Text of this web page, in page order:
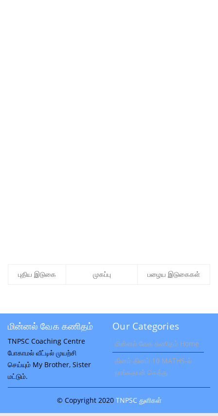
புதிய இடுகை பழைய இடுகைகள்
முகப்பு
மின்னல் வேக கணிதம்
TNPSC Coaching Centre
போகாமல் வீட்டில் முயற்சி
செய்யும் My Brother, Sister
மட்டும்.
Our Categories
மின்னல் வேக கணிதம் Home
தினம் தினம் 10 MATHS-ல்
நாங்கதான் கெத்து
© Copyright 2020 TNPSC துளிகள்